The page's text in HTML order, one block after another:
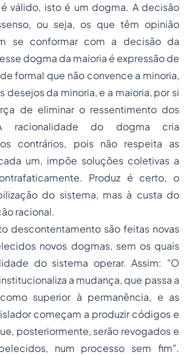
válido, isto é um dogma. A decisão
ou seja, os que têm opinião
se conformar com a decisão da
dogma da maioria é expressão de
formal que não convence a minoria,
desejos da minoria, e a maioria, por si
de eliminar o ressentimento dos
racionalidade do dogma cria
contrários, pois não respeita as
um, impõe soluções coletivas a
Produz é certo, o
do sistema, mas à custa do
racional.
descontentamento são feitas novas
novos dogmas, sem os quais
do sistema operar. Assim: "O
a mudança, que passa a
superior à permanência, e as
começam a produzir códigos e
posteriormente, serão revogados e
num processo sem fim".